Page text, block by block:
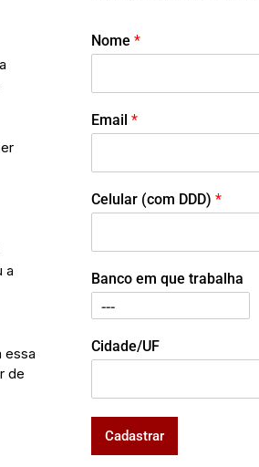
a
essa
de
Nome *
Email *
Celular (com DDD) *
Banco em que trabalha
Cidade/UF
Cadastrar